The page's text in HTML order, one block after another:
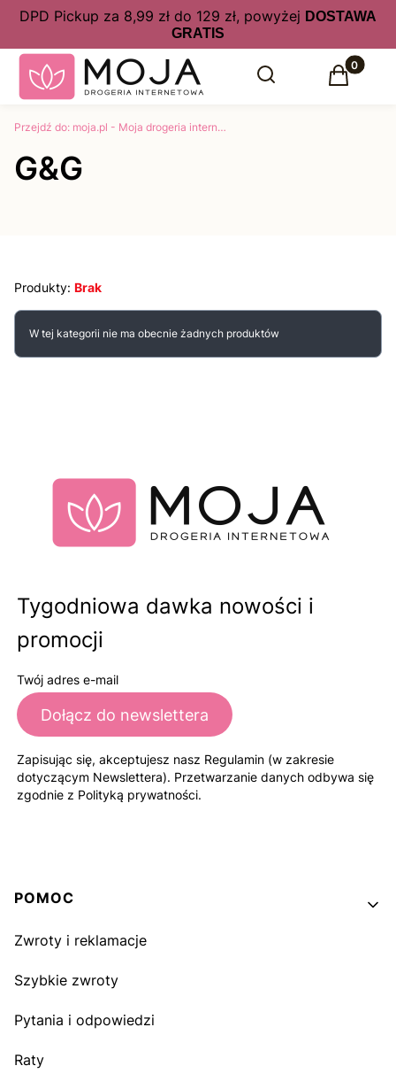
DPD Pickup za 8,99 zł do 129 zł, powyżej DOSTAWA
GRATIS
Otwórz wyszukiwarkę
Szukaj Produkty
Koszyk
Przejdź do: moja.pl - Moja drogeria internetowa kosmetyki, perfumy online w atrakcyjnych cenach
G&G
Produkty: Brak
Lista produktów
W tej kategorii nie ma obecnie żadnych produktów
Tygodniowa dawka nowości i
promocji
Twój adres e-mail
Dołącz do newslettera
Zapisując się, akceptujesz nasz Regulamin (w zakresie
dotyczącym Newslettera). Przetwarzanie danych odbywa się
zgodnie z Polityką prywatności.
Linki w stopce
POMOC
Zwroty i reklamacje
Szybkie zwroty
Pytania i odpowiedzi
Raty